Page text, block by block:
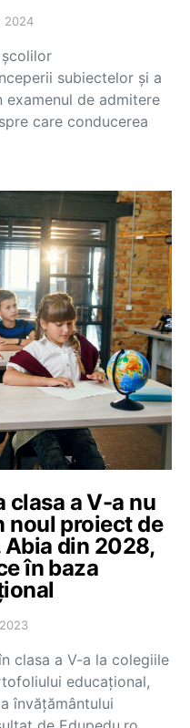
2024
subiectelor și a
de admitere
care conducerea
clasa a V-a nu
noul proiect de
Abia din 2028,
în baza
clasa a V-a la colegiile
educațional,
învățământului